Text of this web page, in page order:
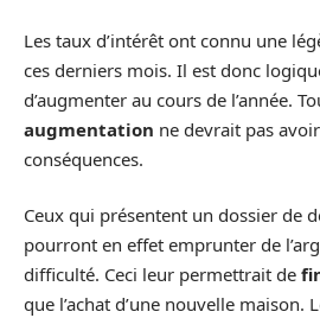
Les taux d’intérêt ont connu une
ces derniers mois. Il est donc
d’augmenter au cours de l’année.
augmentation ne devrait pas
conséquences.
Ceux qui présentent un dossier de
pourront en effet emprunter de
difficulté. Ceci leur permettrait de
que l’achat d’une nouvelle maison.